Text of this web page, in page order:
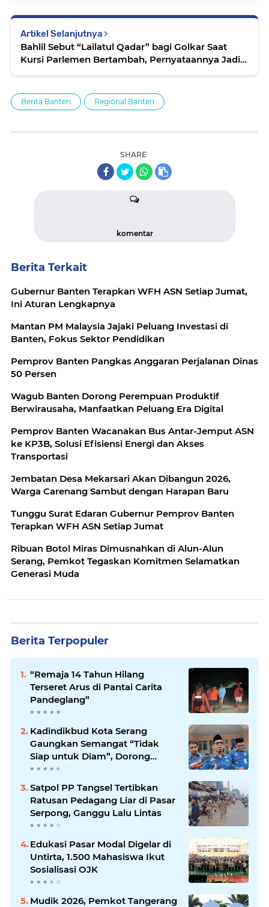
Artikel Selanjutnya
Bahlil Sebut “Lailatul Qadar” bagi Golkar Saat
Kursi Parlemen Bertambah, Pernyataannya Jadi
Berita Banten Regional Banten
SHARE
komentar
Berita Terkait
Gubernur Banten Terapkan WFH ASN Setiap Jumat,
Ini Aturan Lengkapnya
Mantan PM Malaysia Jajaki Peluang Investasi di
Banten, Fokus Sektor Pendidikan
Pemprov Banten Pangkas Anggaran Perjalanan Dinas
50 Persen
Wagub Banten Dorong Perempuan Produktif
Berwirausaha, Manfaatkan Peluang Era Digital
Pemprov Banten Wacanakan Bus Antar-Jemput ASN
ke KP3B, Solusi Efisiensi Energi dan Akses
Transportasi
Jembatan Desa Mekarsari Akan Dibangun 2026,
Warga Carenang Sambut dengan Harapan Baru
Tunggu Surat Edaran Gubernur Pemprov Banten
Terapkan WFH ASN Setiap Jumat
Ribuan Botol Miras Dimusnahkan di Alun-Alun
Serang, Pemkot Tegaskan Komitmen Selamatkan
Generasi Muda
Berita Terpopuler
“Remaja 14 Tahun Hilang
Terseret Arus di Pantai Carita
Pandeglang”
Kadindikbud Kota Serang
Gaungkan Semangat “Tidak
Siap untuk Diam”, Dorong
Layanan Lebih Responsif
Satpol PP Tangsel Tertibkan
Ratusan Pedagang Liar di Pasar
Serpong, Ganggu Lalu Lintas
Edukasi Pasar Modal Digelar di
Untirta, 1.500 Mahasiswa Ikut
Sosialisasi OJK
Mudik 2026, Pemkot Tangerang